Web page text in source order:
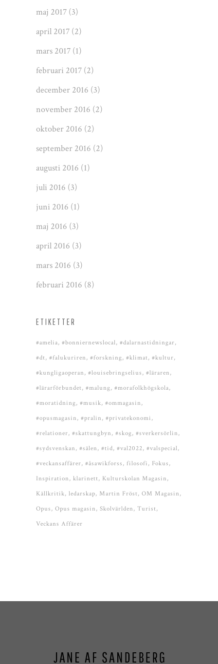
maj 2017 (3)
april 2017 (2)
mars 2017 (1)
februari 2017 (2)
december 2016 (3)
november 2016 (2)
oktober 2016 (2)
september 2016 (2)
augusti 2016 (1)
juli 2016 (3)
juni 2016 (1)
maj 2016 (3)
april 2016 (3)
mars 2016 (3)
februari 2016 (8)
ETIKETTER
#amelia #bonniernewslocal #dalarnastidningar
#dt #falukuriren #forskning #klimat #kultur
#kungligaoperan #louisebringselius #läraren
#lärarförbundet #malung #morafolkhögskola
#moratidning #musik #ommagasin
#opusmagasin #pralin #privatekonomi
#relationer #skattungbyn #skog #sverkersörlin
#sydsvenskan #sälen #tid #val2022 #valspecial
#veckansaffärer #åsawikforss filosofi
Fokus
Inspiration klarinett Kulturskolan Magasin
Källkritik ledarskap Martin Fröst OM Magasin
Opus Opus magasin Skolvärlden Turist
Veckans Affärer